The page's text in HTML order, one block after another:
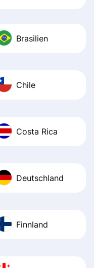
Brasilien
Chile
Costa Rica
Deutschland
Finnland